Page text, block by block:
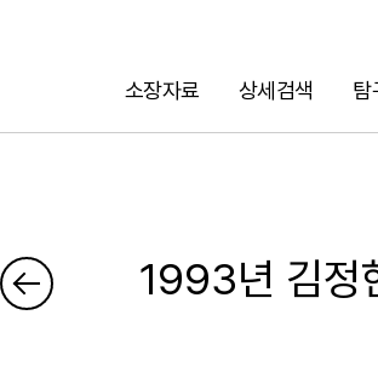
소장자료 상세검색 탐
검색
1993년 김정